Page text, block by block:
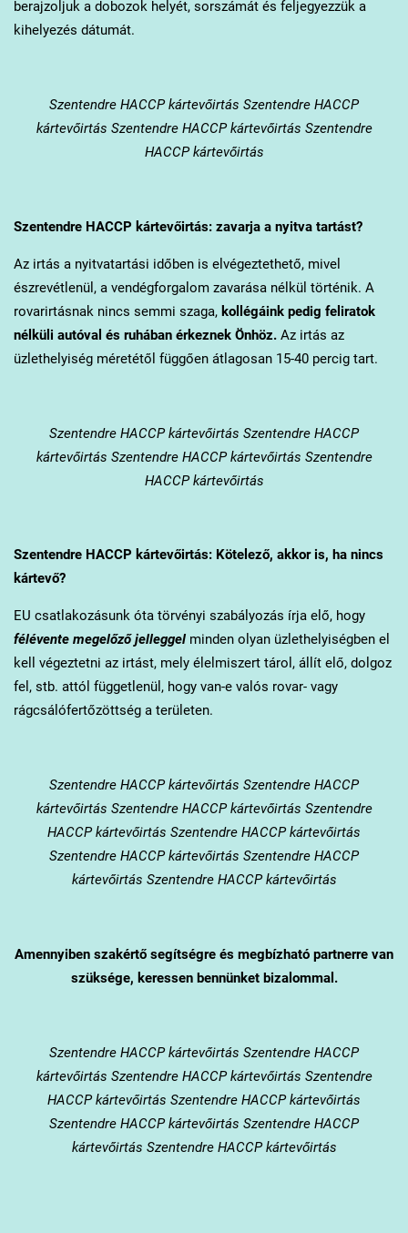
berajzoljuk a dobozok helyét, sorszámát és feljegyezzük a
kihelyezés dátumát.
Szentendre HACCP kártevőirtás Szentendre HACCP
kártevőirtás Szentendre HACCP kártevőirtás Szentendre
HACCP kártevőirtás
Szentendre HACCP kártevőirtás: zavarja a nyitva tartást?
Az irtás a nyitvatartási időben is elvégeztethető, mivel
észrevétlenül, a vendégforgalom zavarása nélkül történik. A
rovarirtásnak nincs semmi szaga, kollégáink pedig feliratok
nélküli autóval és ruhában érkeznek Önhöz. Az irtás az
üzlethelyiség méretétől függően átlagosan 15-40 percig tart.
Szentendre HACCP kártevőirtás Szentendre HACCP
kártevőirtás Szentendre HACCP kártevőirtás Szentendre
HACCP kártevőirtás
SzentendreHACCP kártevőirtás: Kötelező, akkor is, ha nincs
kártevő?
EU csatlakozásunk óta törvényi szabályozás írja elő, hogy
félévente megelőző jelleggelminden olyan üzlethelyiségben el
kell végeztetni az irtást, mely élelmiszert tárol, állít elő, dolgoz
fel, stb. attól függetlenül, hogy van-e valós rovar- vagy
rágcsálófertőzöttség a területen.
Szentendre HACCP kártevőirtás Szentendre HACCP
kártevőirtás Szentendre HACCP kártevőirtás Szentendre
HACCP kártevőirtás Szentendre HACCP kártevőirtás
Szentendre HACCP kártevőirtás Szentendre HACCP
kártevőirtás Szentendre HACCP kártevőirtás
Amennyiben szakértő segítségre és megbízható partnerre van
szüksége, keressen bennünket bizalommal.
Szentendre HACCP kártevőirtás Szentendre HACCP
kártevőirtás Szentendre HACCP kártevőirtás Szentendre
HACCP kártevőirtás Szentendre HACCP kártevőirtás
Szentendre HACCP kártevőirtás Szentendre HACCP
kártevőirtás Szentendre HACCP kártevőirtás